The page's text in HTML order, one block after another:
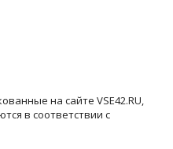
на сайте VSE42.RU,
в соответствии с